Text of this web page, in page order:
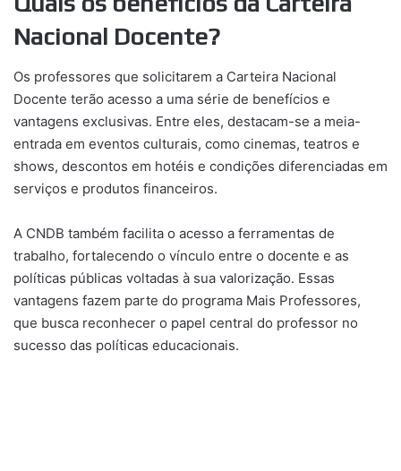
Nacional Docente?
Os professores que solicitarem a Carteira Nacional
Docente terão acesso a uma série de benefícios e
vantagens exclusivas. Entre eles, destacam-se a meia-
entrada em eventos culturais, como cinemas, teatros e
shows, descontos em hotéis e condições diferenciadas em
serviços e produtos financeiros.
A CNDB também facilita o acesso a ferramentas de
trabalho, fortalecendo o vínculo entre o docente e as
políticas públicas voltadas à sua valorização. Essas
vantagens fazem parte do programa Mais Professores,
que busca reconhecer o papel central do professor no
sucesso das políticas educacionais.